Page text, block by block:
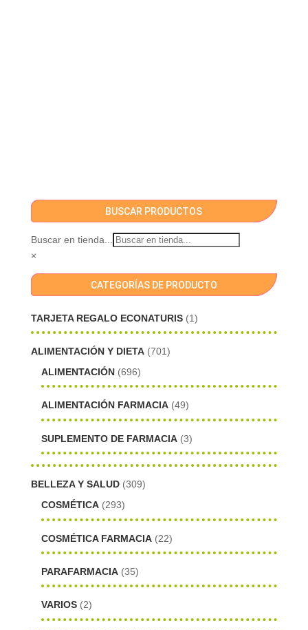
BUSCAR PRODUCTOS
Buscar en tienda...
×
CATEGORÍAS DE PRODUCTO
TARJETA REGALO ECONATURIS (1)
ALIMENTACIÓN Y DIETA (701)
ALIMENTACIÓN (696)
ALIMENTACIÓN FARMACIA (49)
SUPLEMENTO DE FARMACIA (3)
BELLEZA Y SALUD (309)
COSMÉTICA (293)
COSMÉTICA FARMACIA (22)
PARAFARMACIA (35)
VARIOS (2)